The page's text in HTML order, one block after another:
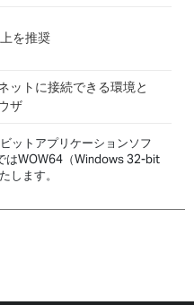
を推奨
ットに接続できる環境と
ザ
ットアプリケーションソフ
はWOW64（Windows 32-bit
します。